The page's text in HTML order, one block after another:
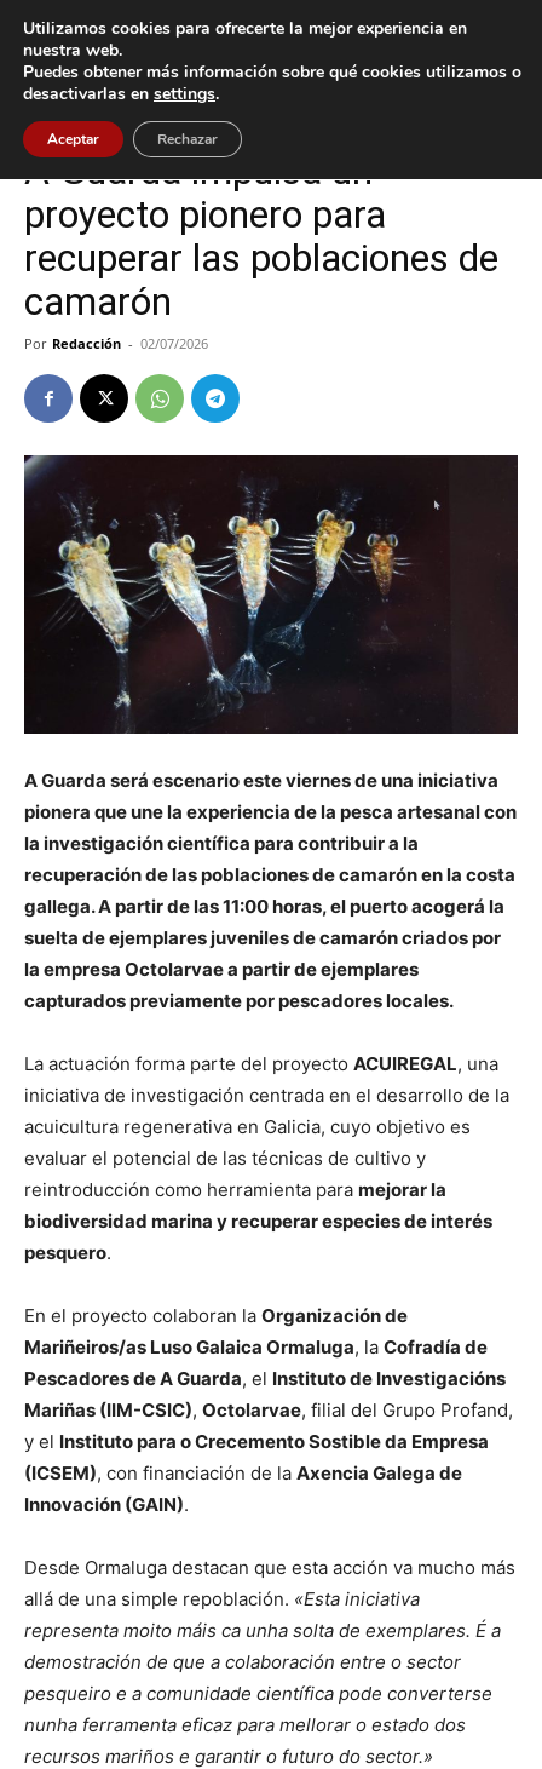
Inicio A Guarda
A Guarda
A Guarda impulsa un
proyecto pionero para
recuperar las poblaciones de
camarón
Por Redacción - 02/07/2026
A Guarda será escenario este viernes de una iniciativa
pionera que une la experiencia de la pesca artesanal con
la investigación científica para contribuir a la
recuperación de las poblaciones de camarón en la costa
gallega. A partir de las 11:00 horas, el puerto acogerá la
suelta de ejemplares juveniles de camarón criados por
la empresa Octolarvae a partir de ejemplares
capturados previamente por pescadores locales.
La actuación forma parte del proyecto ACUIREGAL, una
iniciativa de investigación centrada en el desarrollo de la
acuicultura regenerativa en Galicia, cuyo objetivo es
evaluar el potencial de las técnicas de cultivo y
reintroducción como herramienta para mejorar la
biodiversidad marina y recuperar especies de interés
pesquero.
En el proyecto colaboran la Organización de
Mariñeiros/as Luso Galaica Ormaluga, la Cofradía de
Pescadores de A Guarda, el Instituto de Investigacións
Mariñas (IIM-CSIC), Octolarvae, filial del Grupo Profand,
y el Instituto para o Crecemento Sostible da Empresa
(ICSEM), con financiación de la Axencia Galega de
Innovación (GAIN).
Desde Ormaluga destacan que esta acción va mucho más
allá de una simple repoblación. «Esta iniciativa
representa moito máis ca unha solta de exemplares. É a
demostración de que a colaboración entre o sector
pesqueiro e a comunidade científica pode converterse
nunha ferramenta eficaz para mellorar o estado dos
recursos mariños e garantir o futuro do sector.»
Utilizamos cookies para ofrecerte la mejor experiencia en
nuestra web.
Puedes obtener más información sobre qué cookies utilizamos o
desactivarlas en settings.
Aceptar Rechazar